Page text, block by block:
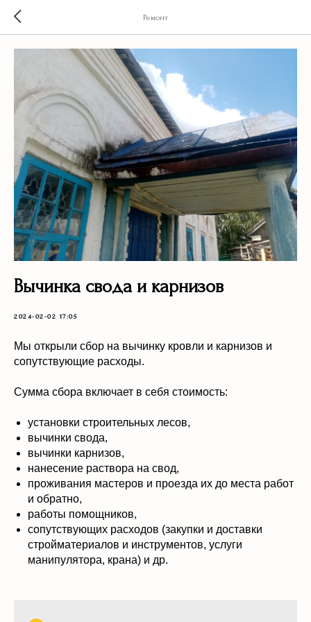
Ремонт
Вычинка свода и карнизов
2024-02-02 17:05
Мы открыли сбор на вычинку кровли и карнизов и
сопутствующие расходы.
Сумма сбора включает в себя стоимость:
установки строительных лесов,
вычинки свода,
вычинки карнизов,
нанесение раствора на свод,
проживания мастеров и проезда их до места работ
и обратно,
работы помощников,
сопутствующих расходов (закупки и доставки
стройматериалов и инструментов, услуги
манипулятора, крана) и др.